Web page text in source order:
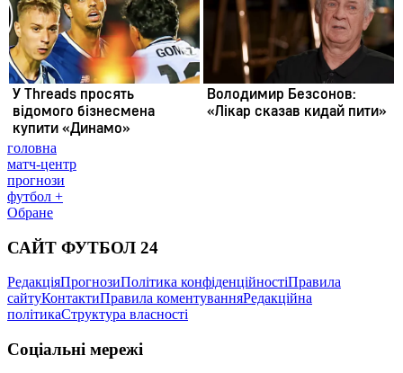
головна
матч-центр
прогнози
футбол +
Обране
САЙТ ФУТБОЛ 24
РедакціяПрогнозиПолітика конфіденційностіПравила
сайтуКонтактиПравила коментуванняРедакційна
політикаСтруктура власності
Соціальні мережі